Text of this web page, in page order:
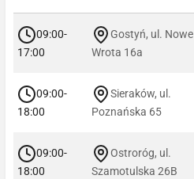
09:00-
17:00
Gostyń, ul. Nowe
Wrota 16a
09:00-
18:00
Sieraków, ul.
Poznańska 65
09:00-
18:00
Ostroróg, ul.
Szamotulska 26B